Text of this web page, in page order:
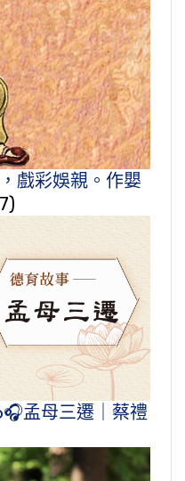
戲彩娛親。作嬰
孟母三遷｜蔡禮